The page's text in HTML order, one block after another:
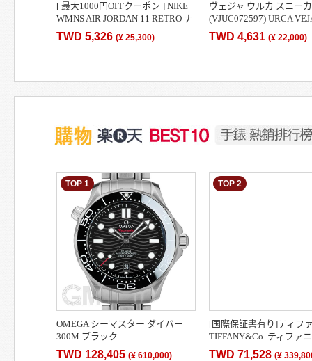
[ 最大1000円OFFクーポン ] NIKE
WMNS AIR JORDAN 11 RETRO ナ
イキ エアジョーダン 11 レトロ ス
ニーカー レディー…
TWD 5,326 (¥ 25,300)
ヴェジャ ウルカ スニー
(VJUC072597) URCA
ース/メンズ) *送料無料*[
済不可][ポイント10…
TWD 4,631(¥ 22,000)
TOP 1
OMEGA シーマスター ダイバー
300M ブラック
210.30.42.20.01.001 OMEGA 新品
TWD 128,405 (¥ 610,000)
TOP 2
[国際保証書有り]ティフ
TIFFANY&Co. ティファ
Ref.68477409 500本限定
TWD 71,528(¥